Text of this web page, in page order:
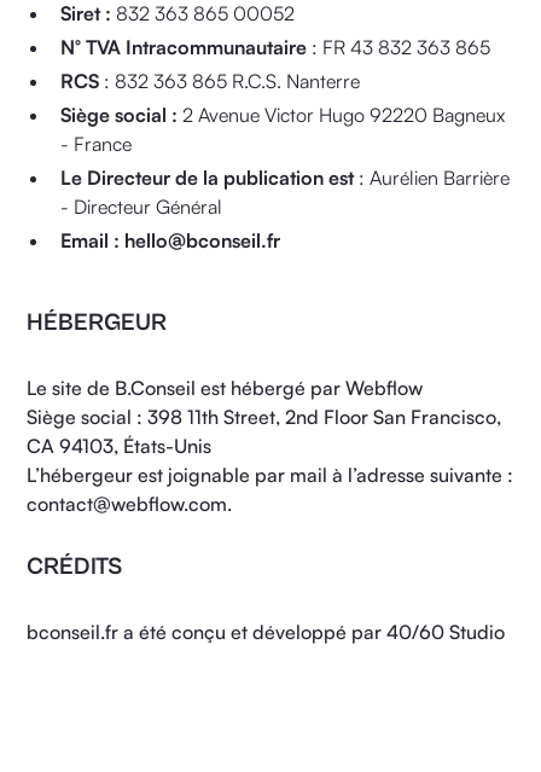
Siret : 832 363 865 00052
N° TVA Intracommunautaire : FR 43 832 363 865
RCS : 832 363 865 R.C.S. Nanterre
Siège social : 2 Avenue Victor Hugo 92220 Bagneux
- France
Le Directeur de la publication est: Aurélien Barrière
- Directeur Général
Email : hello@bconseil.fr
HÉBERGEUR
Le site de B.Conseil est hébergé par Webflow
Siège social : 398 11th Street, 2nd Floor San Francisco,
CA 94103, États-Unis
L’hébergeur est joignable par mail à l’adresse suivante :
contact@webflow.com.
CRÉDITS
bconseil.fr a été conçu et développé par40/60 Studio